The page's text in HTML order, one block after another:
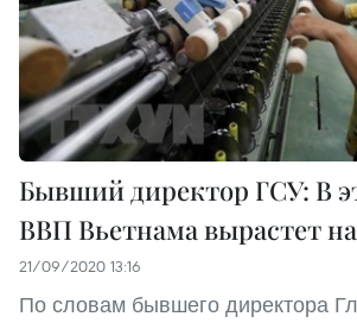
Бывший директор ГСУ: В
ВВП Вьетнама вырастет
21/09/2020 13:16
По словам бывшего директора